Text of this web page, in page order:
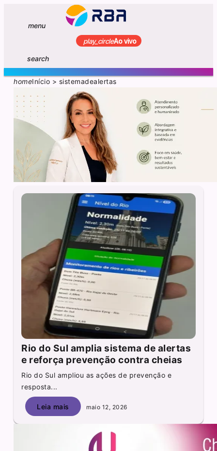
menu
play_circleAo vivo
search
homeInício > sistemadealertas
Rio do Sul amplia sistema de alertas
e reforça prevenção contra cheias
Rio do Sul ampliou as ações de prevenção e
resposta...
Leia mais maio 12, 2026